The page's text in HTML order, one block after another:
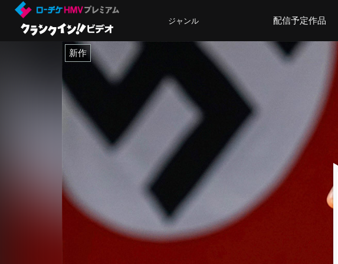
ジャンル 配信予定作品
新作